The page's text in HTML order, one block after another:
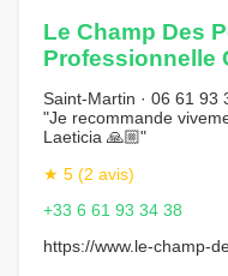
Le Champ Des
Professionnelle
Saint-Martin · 06 61 93
"Je recommande
Laeticia 🙏🏼"
★ 5 (2 avis)
+33 6 61 93 34 38
https://www.le-champ-